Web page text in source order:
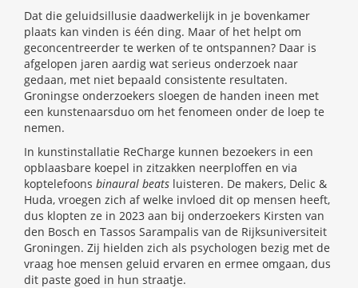
Dat die geluidsillusie daadwerkelijk in je bovenkamer
plaats kan vinden is één ding. Maar of het helpt om
geconcentreerder te werken of te ontspannen? Daar is
afgelopen jaren aardig wat serieus onderzoek naar
gedaan, met niet bepaald consistente resultaten.
Groningse onderzoekers sloegen de handen ineen met
een kunstenaarsduo om het fenomeen onder de loep te
nemen.
In kunstinstallatie ReCharge kunnen bezoekers in een
opblaasbare koepel in zitzakken neerploffen en via
koptelefoons binaural beats luisteren. De makers, Delic &
Huda, vroegen zich af welke invloed dit op mensen heeft,
dus klopten ze in 2023 aan bij onderzoekers Kirsten van
den Bosch en Tassos Sarampalis van de Rijksuniversiteit
Groningen. Zij hielden zich als psychologen bezig met de
vraag hoe mensen geluid ervaren en ermee omgaan, dus
dit paste goed in hun straatje.